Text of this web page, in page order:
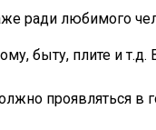
ради любимого
быту, плите и
проявляться в